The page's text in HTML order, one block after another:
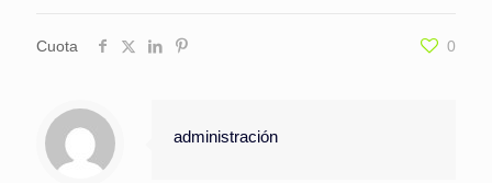
Cuota 0
administración